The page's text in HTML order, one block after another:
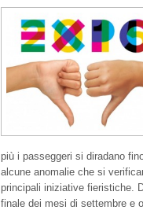
più i passeggeri si diradano
alcune anomalie che si
principali iniziative fieristiche.
finale dei mesi di settembre e